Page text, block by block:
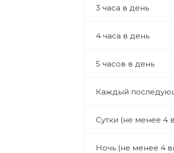
3 часа в день
4 часа в день
5 часов в день
Каждый
Сутки (не менее 4
Ночь (не менее 4